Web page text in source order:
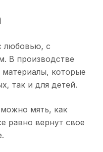
любовью, с
В производстве
материалы, которые
так и для детей.
мять, как
равно вернут свое